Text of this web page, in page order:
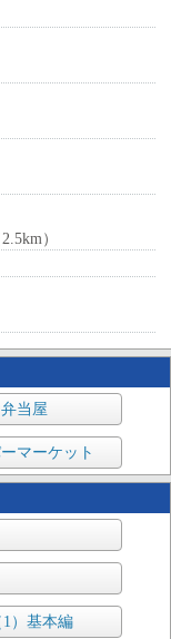
）
弁当屋
マーケット
）基本編